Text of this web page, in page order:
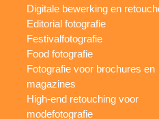
Digitale bewerking en
Editorial fotografie
Festivalfotografie
Food fotografie
Fotografie voor brochures en
magazines
High-end retouching voor
modefotografie